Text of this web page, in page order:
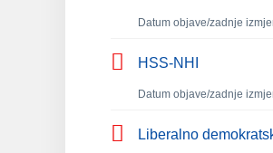
Datum objave/zadnje
HSS-NHI
Datum objave/zadnje
Liberalno